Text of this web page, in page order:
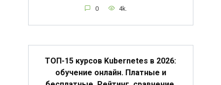
0 4k.
ТОП-15 курсов Kubernetes в 2026:
обучение онлайн. Платные и